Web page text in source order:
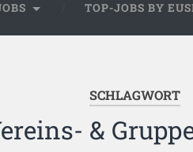
TOP-JOBS BY
SCHLAGWORT
&